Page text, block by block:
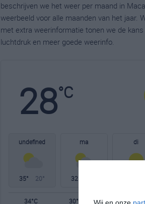
beschrijven we het weer per maand in
weerbeeld voor alle maanden van het jaar.
met extra weerinformatie tonen we de
luchtdruk en meer goede weerinfo.
28°C
undefined
35° 20°
ma
32°
di
34°C 30°C 25°C